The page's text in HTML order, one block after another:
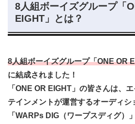
8人組ボーイズグループ「
EIGHT」とは？
8人組ボーイズグループ「ONE OR
に結成されました！
「ONE OR EIGHT」の皆さんは、
テインメントが運営するオーディシ
「WARPs DIG（ワープスディグ）